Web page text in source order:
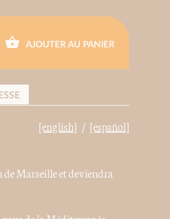
AJOUTER AU PANIER
[english] [español]
Marseille et deviendra